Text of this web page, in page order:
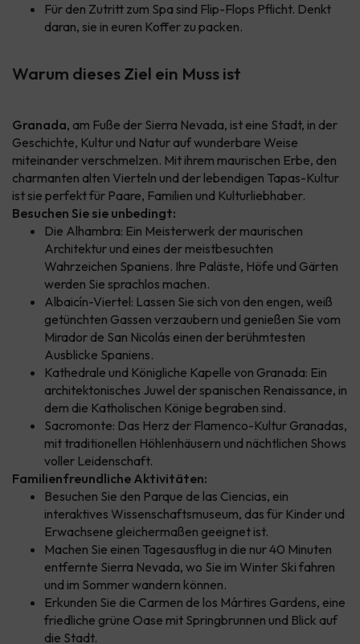
Für den Zutritt zum Spa sind Flip-Flops Pflicht. Denkt
daran, sie in euren Koffer zu packen.
Warum dieses Ziel ein Muss ist
Granada, am Fuße der Sierra Nevada, ist eine Stadt, in der
Geschichte, Kultur und Natur auf wunderbare Weise
miteinander verschmelzen. Mit ihrem maurischen Erbe, den
charmanten alten Vierteln und der lebendigen Tapas-Kultur
ist sie perfekt für Paare, Familien und Kulturliebhaber.
Besuchen Sie sie unbedingt:
Die Alhambra: Ein Meisterwerk der maurischen
Architektur und eines der meistbesuchten
Wahrzeichen Spaniens. Ihre Paläste, Höfe und Gärten
werden Sie sprachlos machen.
Albaicín-Viertel: Lassen Sie sich von den engen, weiß
getünchten Gassen verzaubern und genießen Sie vom
Mirador de San Nicolás einen der berühmtesten
Ausblicke Spaniens.
Kathedrale und Königliche Kapelle von Granada: Ein
architektonisches Juwel der spanischen Renaissance, in
dem die Katholischen Könige begraben sind.
Sacromonte: Das Herz der Flamenco-Kultur Granadas,
mit traditionellen Höhlenhäusern und nächtlichen Shows
voller Leidenschaft.
Familienfreundliche Aktivitäten:
Besuchen Sie den Parque de las Ciencias, ein
interaktives Wissenschaftsmuseum, das für Kinder und
Erwachsene gleichermaßen geeignet ist.
Machen Sie einen Tagesausflug in die nur 40 Minuten
entfernte Sierra Nevada, wo Sie im Winter Ski fahren
und im Sommer wandern können.
Erkunden Sie die Carmen de los Mártires Gardens, eine
friedliche grüne Oase mit Springbrunnen und Blick auf
die Stadt.